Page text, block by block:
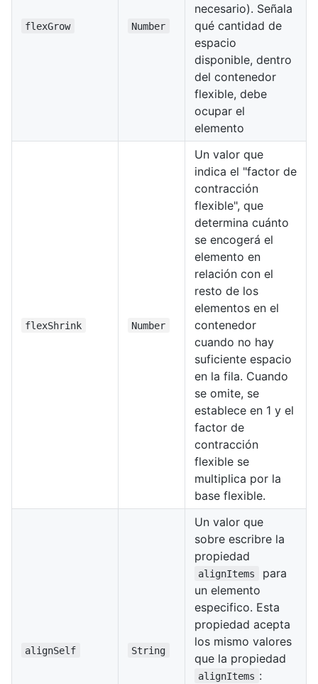
flexGrow Number
necesario). Señala
qué cantidad de
espacio
disponible, dentro
del contenedor
flexible, debe
ocupar el
elemento
flexShrink Number
Un valor que
indica el "factor de
contracción
flexible", que
determina cuánto
se encogerá el
elemento en
relación con el
resto de los
elementos en el
contenedor
cuando no hay
suficiente espacio
en la fila. Cuando
se omite, se
establece en 1 y el
factor de
contracción
flexible se
multiplica por la
base flexible.
alignSelf String
Un valor que
sobre escribre la
propiedad
alignItems
para
un elemento
especifico. Esta
propiedad acepta
los mismo valores
que la propiedad
alignItems :